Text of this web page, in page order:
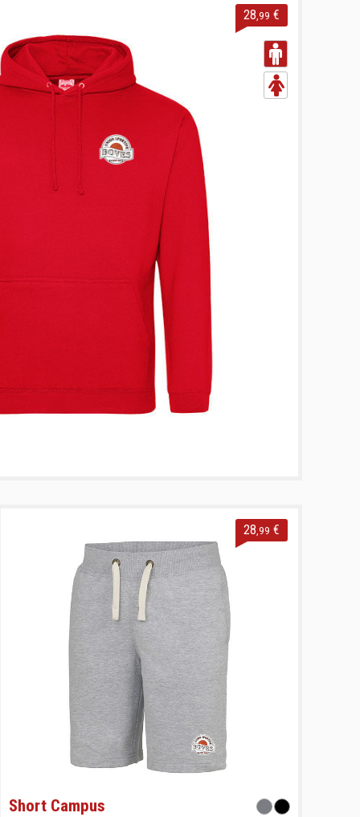
28 ,99 €
28 ,99 €
Short Campus